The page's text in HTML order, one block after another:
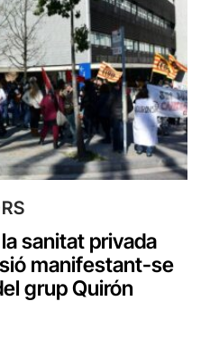
sanitat privada
manifestant-se
grup Quirón